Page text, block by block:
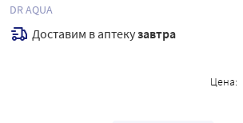
DR AQUA
Доставим в аптекузавтра
Цена: